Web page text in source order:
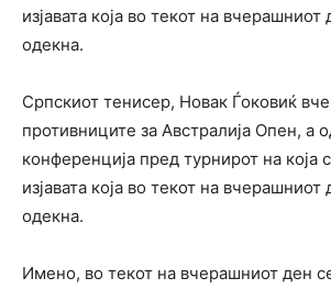
изјавата која во текот на вчерашниот
одекна.
Српскиот тенисер, Новак Ѓоковиќ
противниците за Австралија Опен, а
конференција пред турнирот на која
изјавата која во текот на вчерашниот
одекна.
Имено, во текот на вчерашниот ден се